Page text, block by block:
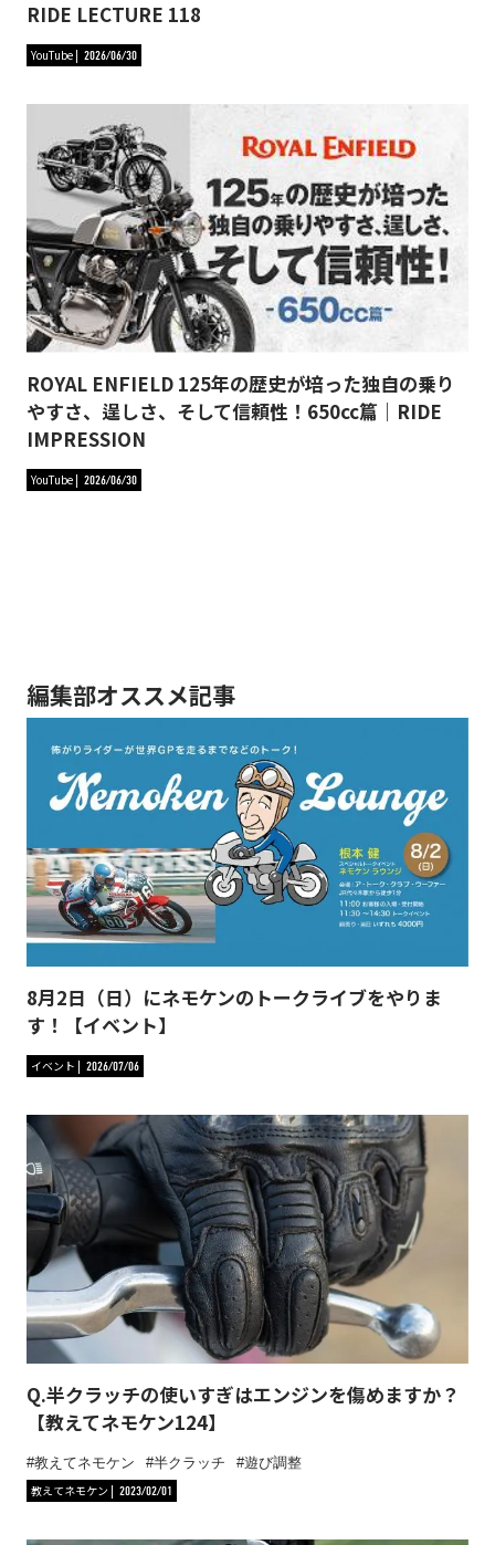
RIDE LECTURE 118
YouTube 2026/06/30
ROYAL ENFIELD 125年の歴史が培った独自の乗り
やすさ、逞しさ、そして信頼性！650cc篇｜RIDE
IMPRESSION
YouTube 2026/06/30
編集部オススメ記事
8月2日（日）にネモケンのトークライブをやりま
す！【イベント】
イベント 2026/07/06
Q.半クラッチの使いすぎはエンジンを傷めますか？
【教えてネモケン124】
教えてネモケン 半クラッチ
遊び調整
教えてネモケン
2023/02/01